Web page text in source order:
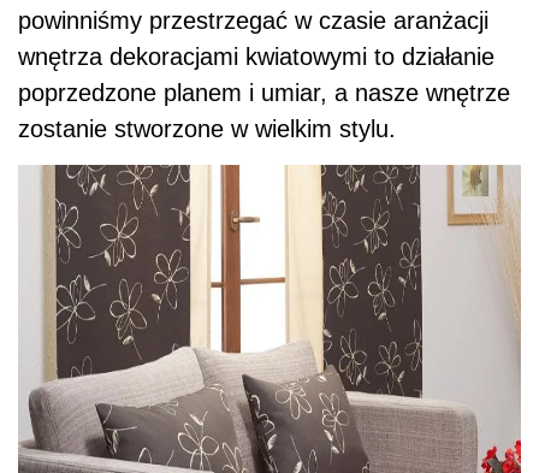
powinniśmy przestrzegać w czasie aranżacji
wnętrza dekoracjami kwiatowymi to działanie
poprzedzone planem i umiar, a nasze wnętrze
zostanie stworzone w wielkim stylu.